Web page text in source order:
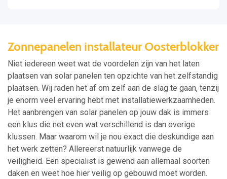
Zonnepanelen installateur Oosterblokker
Niet iedereen weet wat de voordelen zijn van het laten
plaatsen van solar panelen ten opzichte van het zelfstandig
plaatsen. Wij raden het af om zelf aan de slag te gaan, tenzij
je enorm veel ervaring hebt met installatiewerkzaamheden.
Het aanbrengen van solar panelen op jouw dak is immers
een klus die net even wat verschillend is dan overige
klussen. Maar waarom wil je nou exact die deskundige aan
het werk zetten? Allereerst natuurlijk vanwege de
veiligheid. Een specialist is gewend aan allemaal soorten
daken en weet hoe hier veilig op gebouwd moet worden.